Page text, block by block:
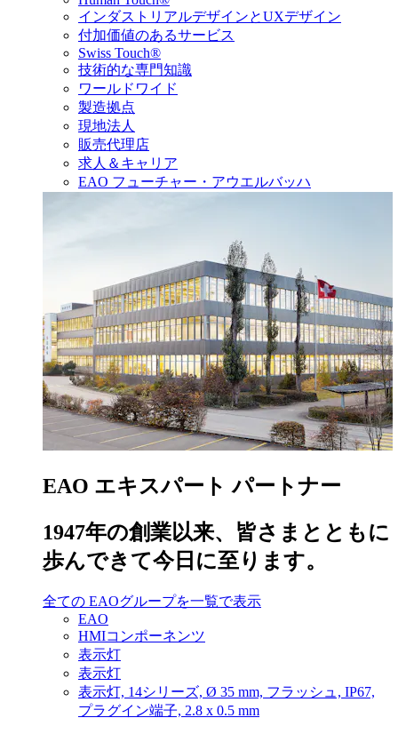
インダストリアルデザインとUXデザイン
付加価値のあるサービス
Swiss Touch®
技術的な専門知識
ワールドワイド
製造拠点
現地法人
販売代理店
求人＆キャリア
EAO フューチャー・アウエルバッハ
EAO エキスパート パートナー
1947年の創業以来、皆さまとともに
歩んできて今日に至ります。
全ての EAOグループを一覧で表示
EAO
HMIコンポーネンツ
表示灯
表示灯
表示灯, 14シリーズ, Ø 35 mm, フラッシュ, IP67,
プラグイン端子, 2.8 x 0.5 mm